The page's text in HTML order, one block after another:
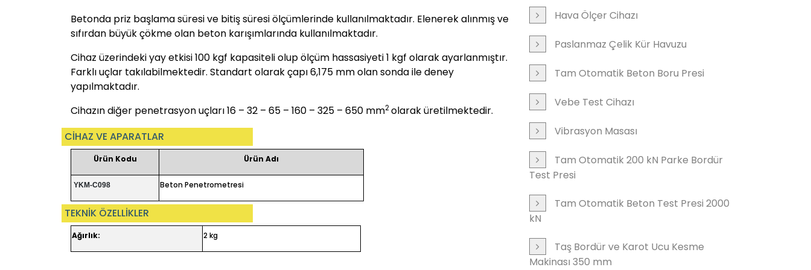
Betonda priz başlama süresi ve bitiş süresi ölçümlerinde kullanılmaktadır. Elenerek alınmış ve
sıfırdan büyük çökme olan beton karışımlarında kullanılmaktadır.
Cihaz üzerindeki yay etkisi 100 kgf kapasiteli olup ölçüm hassasiyeti 1 kgf olarak ayarlanmıştır.
Farklı uçlar takılabilmektedir. Standart olarak çapı 6,175 mm olan sonda ile deney
yapılmaktadır.
Cihazın diğer penetrasyon uçları 16 – 32 – 65 – 160 – 325 – 650 mm2olarak üretilmektedir.
CİHAZ VE APARATLAR
Ürün Kodu Ürün Adı
YKM-C098 Beton Penetrometresi
TEKNİK ÖZELLİKLER
Ağırlık: 2 kg
Hava Ölçer Cihazı
Paslanmaz Çelik Kür Havuzu
Tam Otomatik Beton Boru Presi
Vebe Test Cihazı
Vibrasyon Masası
Tam Otomatik 200 kN Parke Bordür
Test Presi
Tam Otomatik Beton Test Presi 2000
kN
Taş Bordür ve Karot Ucu Kesme
Makinası 350 mm